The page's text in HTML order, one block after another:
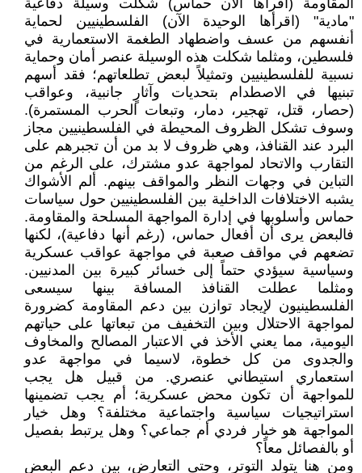
المقاومة (اقرأها الآن حماس) شكلت وسيلة دفاعية
"مادية" (اقرأها الوحيدة الآن) الفلسطينيين لحماية
أنفسهم من عسف واضطهاد الطغمة الاستعمارية في
فلسطين، ومثلما شكلت هذه الوسيلة عنصر أمان وحماية
نسبية للفلسطينيين وتمثيلاً لبعض تطلعاتهم؛ فقد أسهم
تبنيها في الاصطدام بتحديات وآثارٍ جانبية، وعواقب
(حصار، قتل، تهجير، دمار، وتبعات الحرب المستمرة).
وسوف تشكل الظروف المحيطة في الفلسطينيين مجاز
البرد عند القنافذ، وهي ظروف لا بد من أن تجبرهم على
التقارب والاتحاد لمواجهة عدو مشترك، على الرغم من
التباين في وجهات النظر والمواقف بينهم. ألم الأشواك
يشبه الاختلافات الداخلية بين الفلسطينيين حول سياسات
حماس وأسلوبها في إدارة المواجهة المسلحة والمقاومة.
فالبعض يرى أن أفعال حماس، (رغم أنها دفاعية)، لكنها
تضعهم في مواقف صعبة في مواجهة عواقب عسكرية
وسياسية سيؤدي حتماً إلى خسائر كبيرة بين المدنيين.
ومثلما عطلت القنافذ المسافة بينها سيسعى
الفلسطينيون لإيجاد توازن بين دعم المقاومة كضرورة
لمواجهة الاحتلال وبين التخفيف من تبعاتها على حياتهم
اليومية، مما يعني الأخذ في الاعتبار المصالح والمخاوف
والجدوى من كل خطوة، لاسيما في مواجهة عدو
استعماري استيطاني عنصري. من قبيل هل يجب
للمواجهة أن تكون محض عسكرية؛ أم يجب تضمينها
استراتيجيات سياسية واجتماعية مختلفة؟ وهل خيار
المواجهة هو خيار فردي أم جماعي؟ وهل يرتبط بفصيل
أو بالفصائل معاً؟
ومن هنا يتولد التوتر، وحتى التعارض، بين دعم البعض